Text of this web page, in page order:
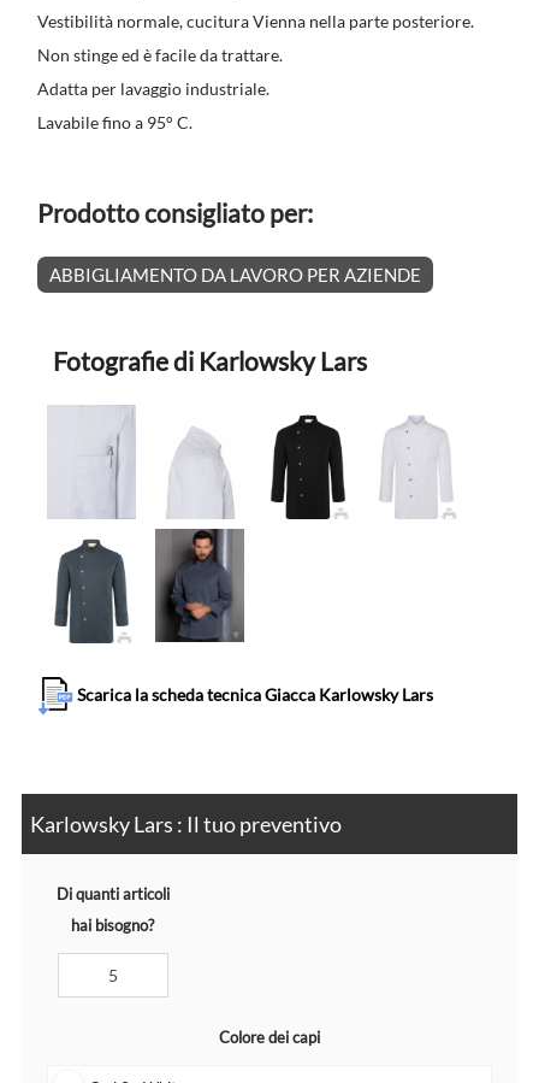
Vestibilità normale, cucitura Vienna nella parte posteriore.
Non stinge ed è facile da trattare.
Adatta per lavaggio industriale.
Lavabile fino a 95° C.
Prodotto consigliato per:
ABBIGLIAMENTO DA LAVORO PER AZIENDE
Fotografie di Karlowsky Lars
Scarica la scheda tecnica Giacca Karlowsky Lars
Karlowsky Lars : Il tuo preventivo
Di quanti articoli
hai bisogno?
Colore dei capi